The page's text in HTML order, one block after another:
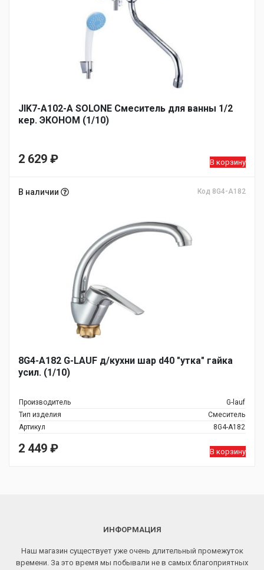
JIK7-A102-А SOLONE Смеситель для ванны 1/2
кер. ЭКОНОМ (1/10)
2 629 ₽ В корзину
В наличии Код 8G4-A182
8G4-A182 G-LAUF д/кухни шар d40 "утка" гайка
усил. (1/10)
Производитель
G-lauf
Тип изделия
Смеситель
Артикул
8G4-A182
2 449 ₽ В корзину
ИНФОРМАЦИЯ
Наш магазин существует уже очень длительный промежуток
времени. За это время мы побывали не в самых благоприятных